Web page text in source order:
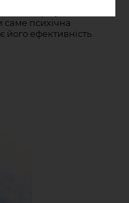
саме психічна
ефективність.